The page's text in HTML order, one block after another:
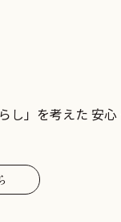
し」を考えた 安